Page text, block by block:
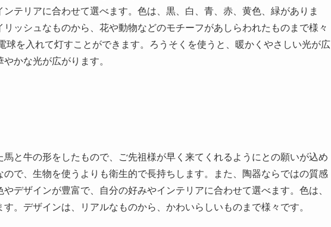
テリアに合わせて選べます。色は、黒、白、青、赤、黄色、緑がありま
ッシュなものから、花や動物などのモチーフがあしらわれたものまで様々
球を入れて灯すことができます。ろうそくを使うと、暖かくやさしい光が広
かな光が広がります。
と牛の形をしたもので、ご先祖様が早く来てくれるようにとの願いが込め
で、生物を使うよりも衛生的で長持ちします。また、陶器ならではの質感
デザインが豊富で、自分の好みやインテリアに合わせて選べます。色は、
。デザインは、リアルなものから、かわいらしいものまで様々です。